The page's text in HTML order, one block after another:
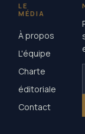
LE
MÉDIA
À propos
L'équipe
Charte
éditoriale
Contact